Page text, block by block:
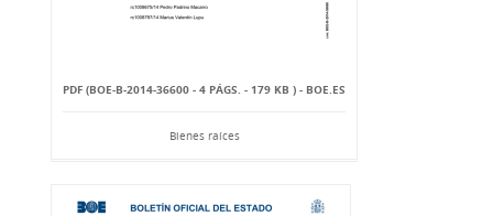
PDF (BOE-B-2014-36600 - 4 PÁGS. - 179 KB ) - BOE.ES
Bienes raíces